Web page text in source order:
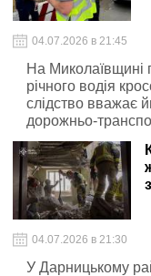
04.07.2026 в 21:45
На Миколаївщині
річного водія
слідство вважає
дорожньо-
загинуло 12 людей
04.07.2026 в 21:30
У Дарницькому